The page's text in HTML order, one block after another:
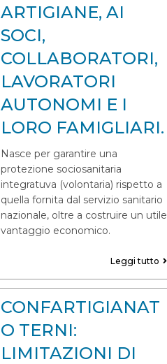
ARTIGIANE, AI
SOCI,
COLLABORATORI,
LAVORATORI
AUTONOMI E I
LORO FAMIGLIARI.
Nasce per garantire una
protezione sociosanitaria
integratuva (volontaria) rispetto a
quella fornita dal servizio sanitario
nazionale, oltre a costruire un utile
vantaggio economico.
Leggi tutto
CONFARTIGIANAT
O TERNI:
LIMITAZIONI DI